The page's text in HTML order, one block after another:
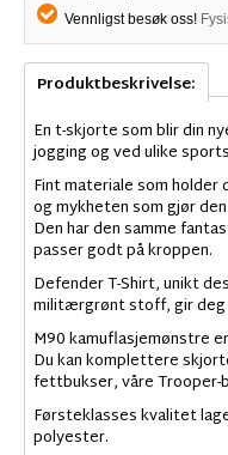
Vennligst besøk oss!
Produktbeskrivelse:
En t-skjorte som blir din
jogging og ved ulike
Fint materiale som
og mykheten som gjør
Den har den samme
passer godt på kroppen.
Defender T-Shirt, unikt
militærgrønt stoff, gir
M90 kamuflasjemønstre
Du kan komplettere
fettbukser, våre Trooper-
Førsteklasses kvalitet
polyester.